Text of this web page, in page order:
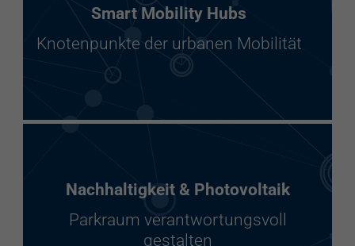
Smart Mobility Hubs
Knotenpunkte der urbanen Mobilität
Nachhaltigkeit & Photovoltaik
Parkraum verantwortungsvoll
gestalten